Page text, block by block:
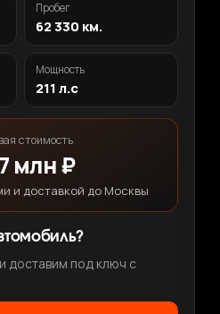
Пробег
62 330 км.
Мощность
211 л.с
стоимость
млн ₽
и доставкой до Москвы
под ключ с